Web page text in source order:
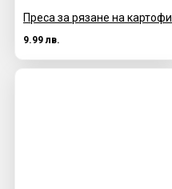
Преса за рязане на картофи
9.99 лв.